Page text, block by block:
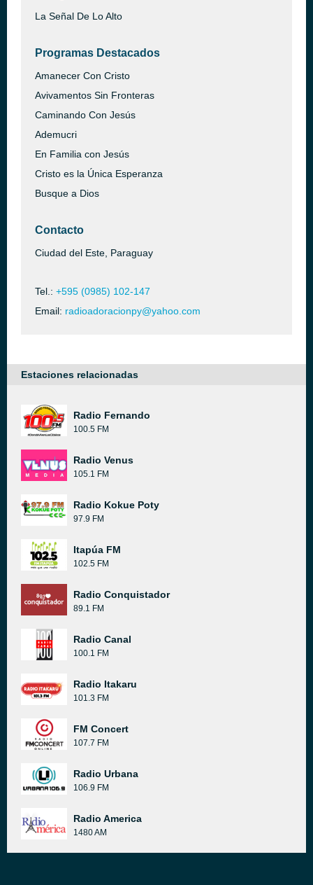
La Señal De Lo Alto
Programas Destacados
Amanecer Con Cristo
Avivamentos Sin Fronteras
Caminando Con Jesús
Ademucri
En Familia con Jesús
Cristo es la Única Esperanza
Busque a Dios
Contacto
Ciudad del Este, Paraguay
Tel.: +595 (0985) 102-147
Email: radioadoracionpy@yahoo.com
Estaciones relacionadas
Radio Fernando
100.5 FM
Radio Venus
105.1 FM
Radio Kokue Poty
97.9 FM
Itapúa FM
102.5 FM
Radio Conquistador
89.1 FM
Radio Canal
100.1 FM
Radio Itakaru
101.3 FM
FM Concert
107.7 FM
Radio Urbana
106.9 FM
Radio America
1480 AM